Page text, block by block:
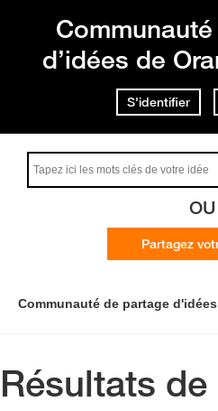
d’idées de
S'identifier
OU
Partagez
Communauté de partage
Résultats